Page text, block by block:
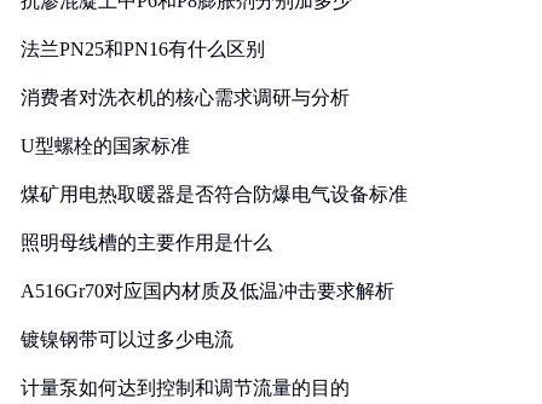
法兰PN25和PN16有什么区别
消费者对洗衣机的核心需求调研与分析
U型螺栓的国家标准
煤矿用电热取暖器是否符合防爆电气设备标准
照明母线槽的主要作用是什么
A516Gr70对应国内材质及低温冲击要求解析
镀镍钢带可以过多少电流
计量泵如何达到控制和调节流量的目的